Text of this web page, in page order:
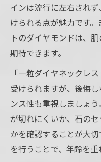
インは流行に左右され
けられる点が魅力です
トのダイヤモンドは、
期待できます。
「一粒ダイヤネックレ
受けられますが、後悔
ンス性も重視しましょ
が切れにくいか、石の
かを確認することが大
を行うことで、年齢を重